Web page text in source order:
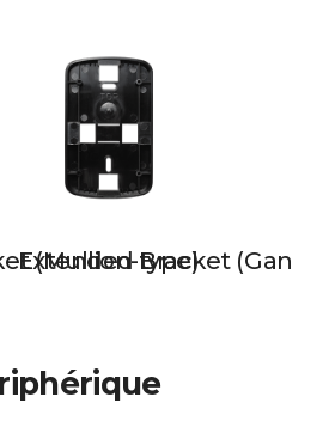
(Mullion-type)
Extended Bracket